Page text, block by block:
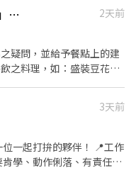
島花BEANSLAND「八德興豐門市」徵長期早班、晚班
2天前
疑問，並給予餐點上的建
之料理，如：盛裝豆花、
不同餐點所需要的食材。
盤、打包外帶、協助外送
3天前
學、動作俐落、有責任